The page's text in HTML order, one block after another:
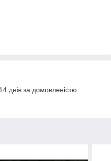
днів за домовленістю